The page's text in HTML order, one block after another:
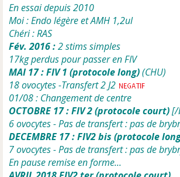
o
n
l
u
En essai depuis 2010
Moi : Endo légère et AMH 1,2ul
Chéri : RAS
Fév. 2016 :2 stims simples
17kg perdus pour passer en FIV
MAI 17 : FIV 1 (protocole long)(CHU)
18 ovocytes -Transfert 2 J2
01/08 : Changement de centre
OCTOBRE 17 : FIV 2 (protocole court)[/
6 ovocytes - Pas de transfert : pas de
DECEMBRE 17 : FIV2 bis (protocole
7 ovocytes - Pas de transfert : pas de
En pause remise en forme...